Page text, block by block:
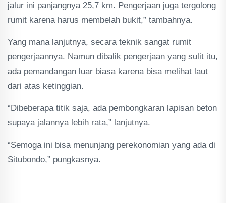
jalur ini panjangnya 25,7 km. Pengerjaan juga tergolong
rumit karena harus membelah bukit,” tambahnya.
Yang mana lanjutnya, secara teknik sangat rumit
pengerjaannya. Namun dibalik pengerjaan yang sulit itu,
ada pemandangan luar biasa karena bisa melihat laut
dari atas ketinggian.
“Dibeberapa titik saja, ada pembongkaran lapisan beton
supaya jalannya lebih rata,” lanjutnya.
“Semoga ini bisa menunjang perekonomian yang ada di
Situbondo,” pungkasnya.